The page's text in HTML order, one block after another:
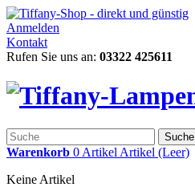
Anmelden
Kontakt
Rufen Sie uns an: 03322 425611
Suche
Warenkorb 0 Artikel Artikel (Leer)
Keine Artikel